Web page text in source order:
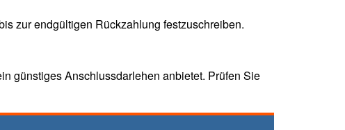
zur endgültigen Rückzahlung festzuschreiben.
günstiges Anschlussdarlehen anbietet. Prüfen Sie